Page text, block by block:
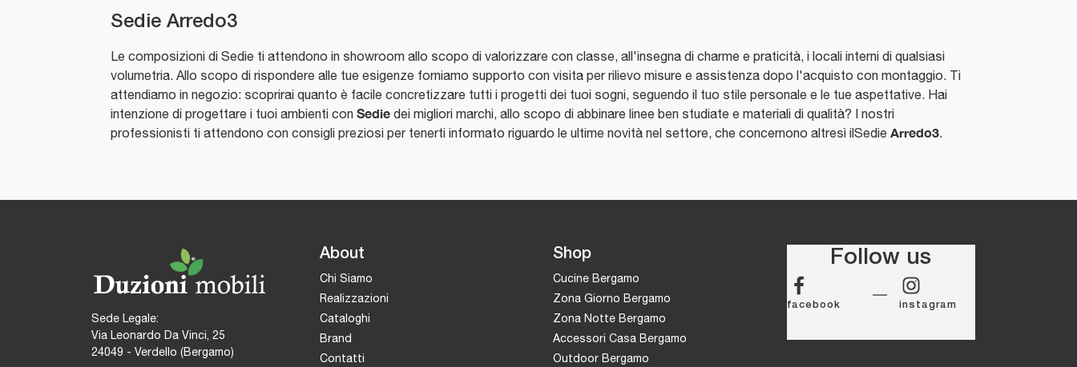
Sedie Arredo3
Le composizioni di Sedie ti attendono in showroom allo scopo di valorizzare con classe, all'insegna di charme e praticità, i locali interni di qualsiasi
volumetria. Allo scopo di rispondere alle tue esigenze forniamo supporto con visita per rilievo misure e assistenza dopo l'acquisto con montaggio. Ti
attendiamo in negozio: scoprirai quanto è facile concretizzare tutti i progetti dei tuoi sogni, seguendo il tuo stile personale e le tue aspettative. Hai
intenzione di progettare i tuoi ambienti con Sedie dei migliori marchi, allo scopo di abbinare linee ben studiate e materiali di qualità? I nostri
professionisti ti attendono con consigli preziosi per tenerti informato riguardo le ultime novità nel settore, che concernono altresì ilSedie Arredo3.
Sede Legale:
Via Leonardo Da Vinci, 25
24049 - Verdello (Bergamo)
About
Chi Siamo
Realizzazioni
Cataloghi
Brand
Contatti
Shop
Cucine Bergamo
Zona Giorno Bergamo
Zona Notte Bergamo
Accessori Casa Bergamo
Outdoor Bergamo
Follow us
facebook instagram